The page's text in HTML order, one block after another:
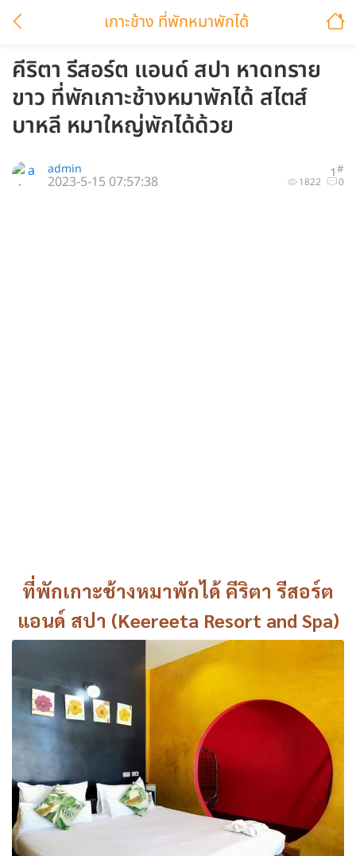
เกาะช้าง ที่พักหมาพักได้
คีริตา รีสอร์ต แอนด์ สปา หาดทราย
ขาว ที่พักเกาะช้างหมาพักได้ สไตส์
บาหลี หมาใหญ่พักได้ด้วย
1#
admin
1822 0
2023-5-15 07:57:38
ที่พักเกาะช้างหมาพักได้ คีริตา รีสอร์ต
แอนด์ สปา (Keereeta Resort and Spa)